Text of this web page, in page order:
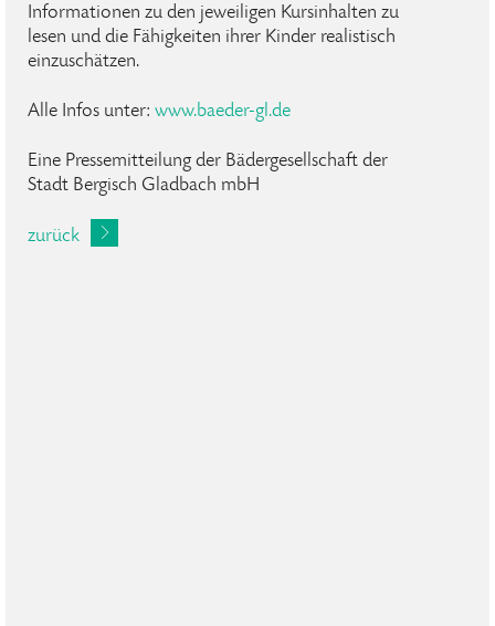
Informationen zu den jeweiligen Kursinhalten zu
lesen und die Fähigkeiten ihrer Kinder realistisch
einzuschätzen.
Alle Infos unter: www.baeder-gl.de
Eine Pressemitteilung der Bädergesellschaft der
Stadt Bergisch Gladbach mbH
zurück